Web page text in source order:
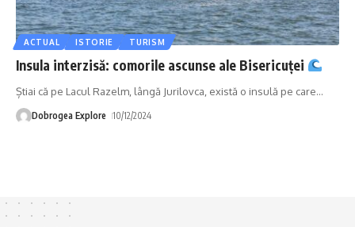
ACTUAL ISTORIE TURISM
Insula interzisă: comorile ascunse ale Bisericuței
Știai că pe Lacul Razelm, lângă Jurilovca, există o insulă pe care…
Dobrogea Explore 10/12/2024